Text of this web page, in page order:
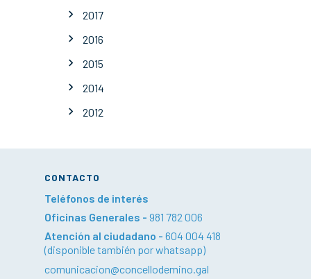
2017
2016
2015
2014
2012
CONTACTO
Teléfonos de interés
Oficinas Generales - 981 782 006
Atención al ciudadano - 604 004 418
(disponible también por whatsapp)
comunicacion@concellodemino.gal